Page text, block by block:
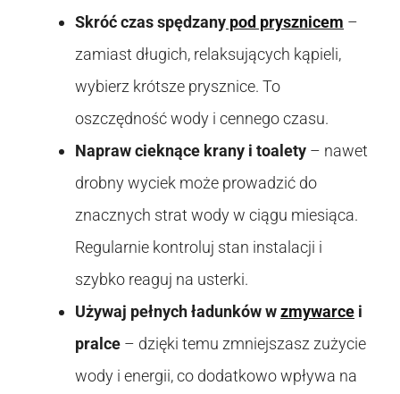
Skróć czas spędzany pod prysznicem –
zamiast długich, relaksujących kąpieli,
wybierz krótsze prysznice. To
oszczędność wody i cennego czasu.
Napraw cieknące krany i toalety – nawet
drobny wyciek może prowadzić do
znacznych strat wody w ciągu miesiąca.
Regularnie kontroluj stan instalacji i
szybko reaguj na usterki.
Używaj pełnych ładunków wzmywarce i
pralce – dzięki temu zmniejszasz zużycie
wody i energii, co dodatkowo wpływa na